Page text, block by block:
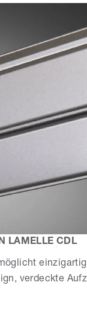
LAMELLE CDL
verdeckte